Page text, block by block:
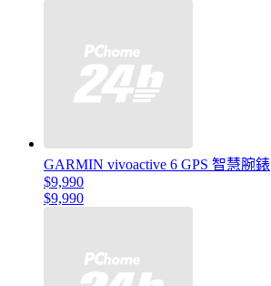
GARMIN vivoactive 6 GPS 智慧腕錶
$9,990
$9,990